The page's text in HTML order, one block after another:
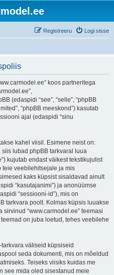
Logi sisse
Registreeru
koos partneritega
(edaspidi “see”, “selle”, “phpBB
“phpBB meeskond”) kasutab
ajal (edaspidi “sinu
kahel viisil. Esimene neist on:
siis lubad phpBB tarkvaral luua
kujutab endast väikest tekstikujulist
teie veebilehitsejale ja mis
kaks küpsist sisaldavad ainult
“kasutajanimi”) ja anonüümse
“sessiooni-id”), mis on
tarkvara poolt. Kolmas küpsis luuakse
“www.carmodel.ee” teemasi
on juba loetud, tehes veebilehe
väliseid küpsiseid
seda dokumenti, mis on mõeldud
Teiseks viisiks kuidas me
see mida oled sisestanud meie